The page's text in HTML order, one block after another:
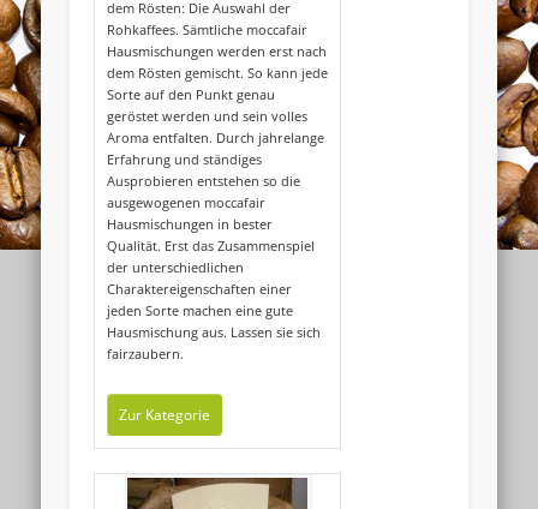
dem Rösten: Die Auswahl der
Rohkaffees. Sämtliche moccafair
Hausmischungen werden erst nach
dem Rösten gemischt. So kann jede
Sorte auf den Punkt genau
geröstet werden und sein volles
Aroma entfalten. Durch jahrelange
Erfahrung und ständiges
Ausprobieren entstehen so die
ausgewogenen moccafair
Hausmischungen in bester
Qualität. Erst das Zusammenspiel
der unterschiedlichen
Charaktereigenschaften einer
jeden Sorte machen eine gute
Hausmischung aus. Lassen sie sich
fairzaubern.
Zur Kategorie
Widerrufsformular